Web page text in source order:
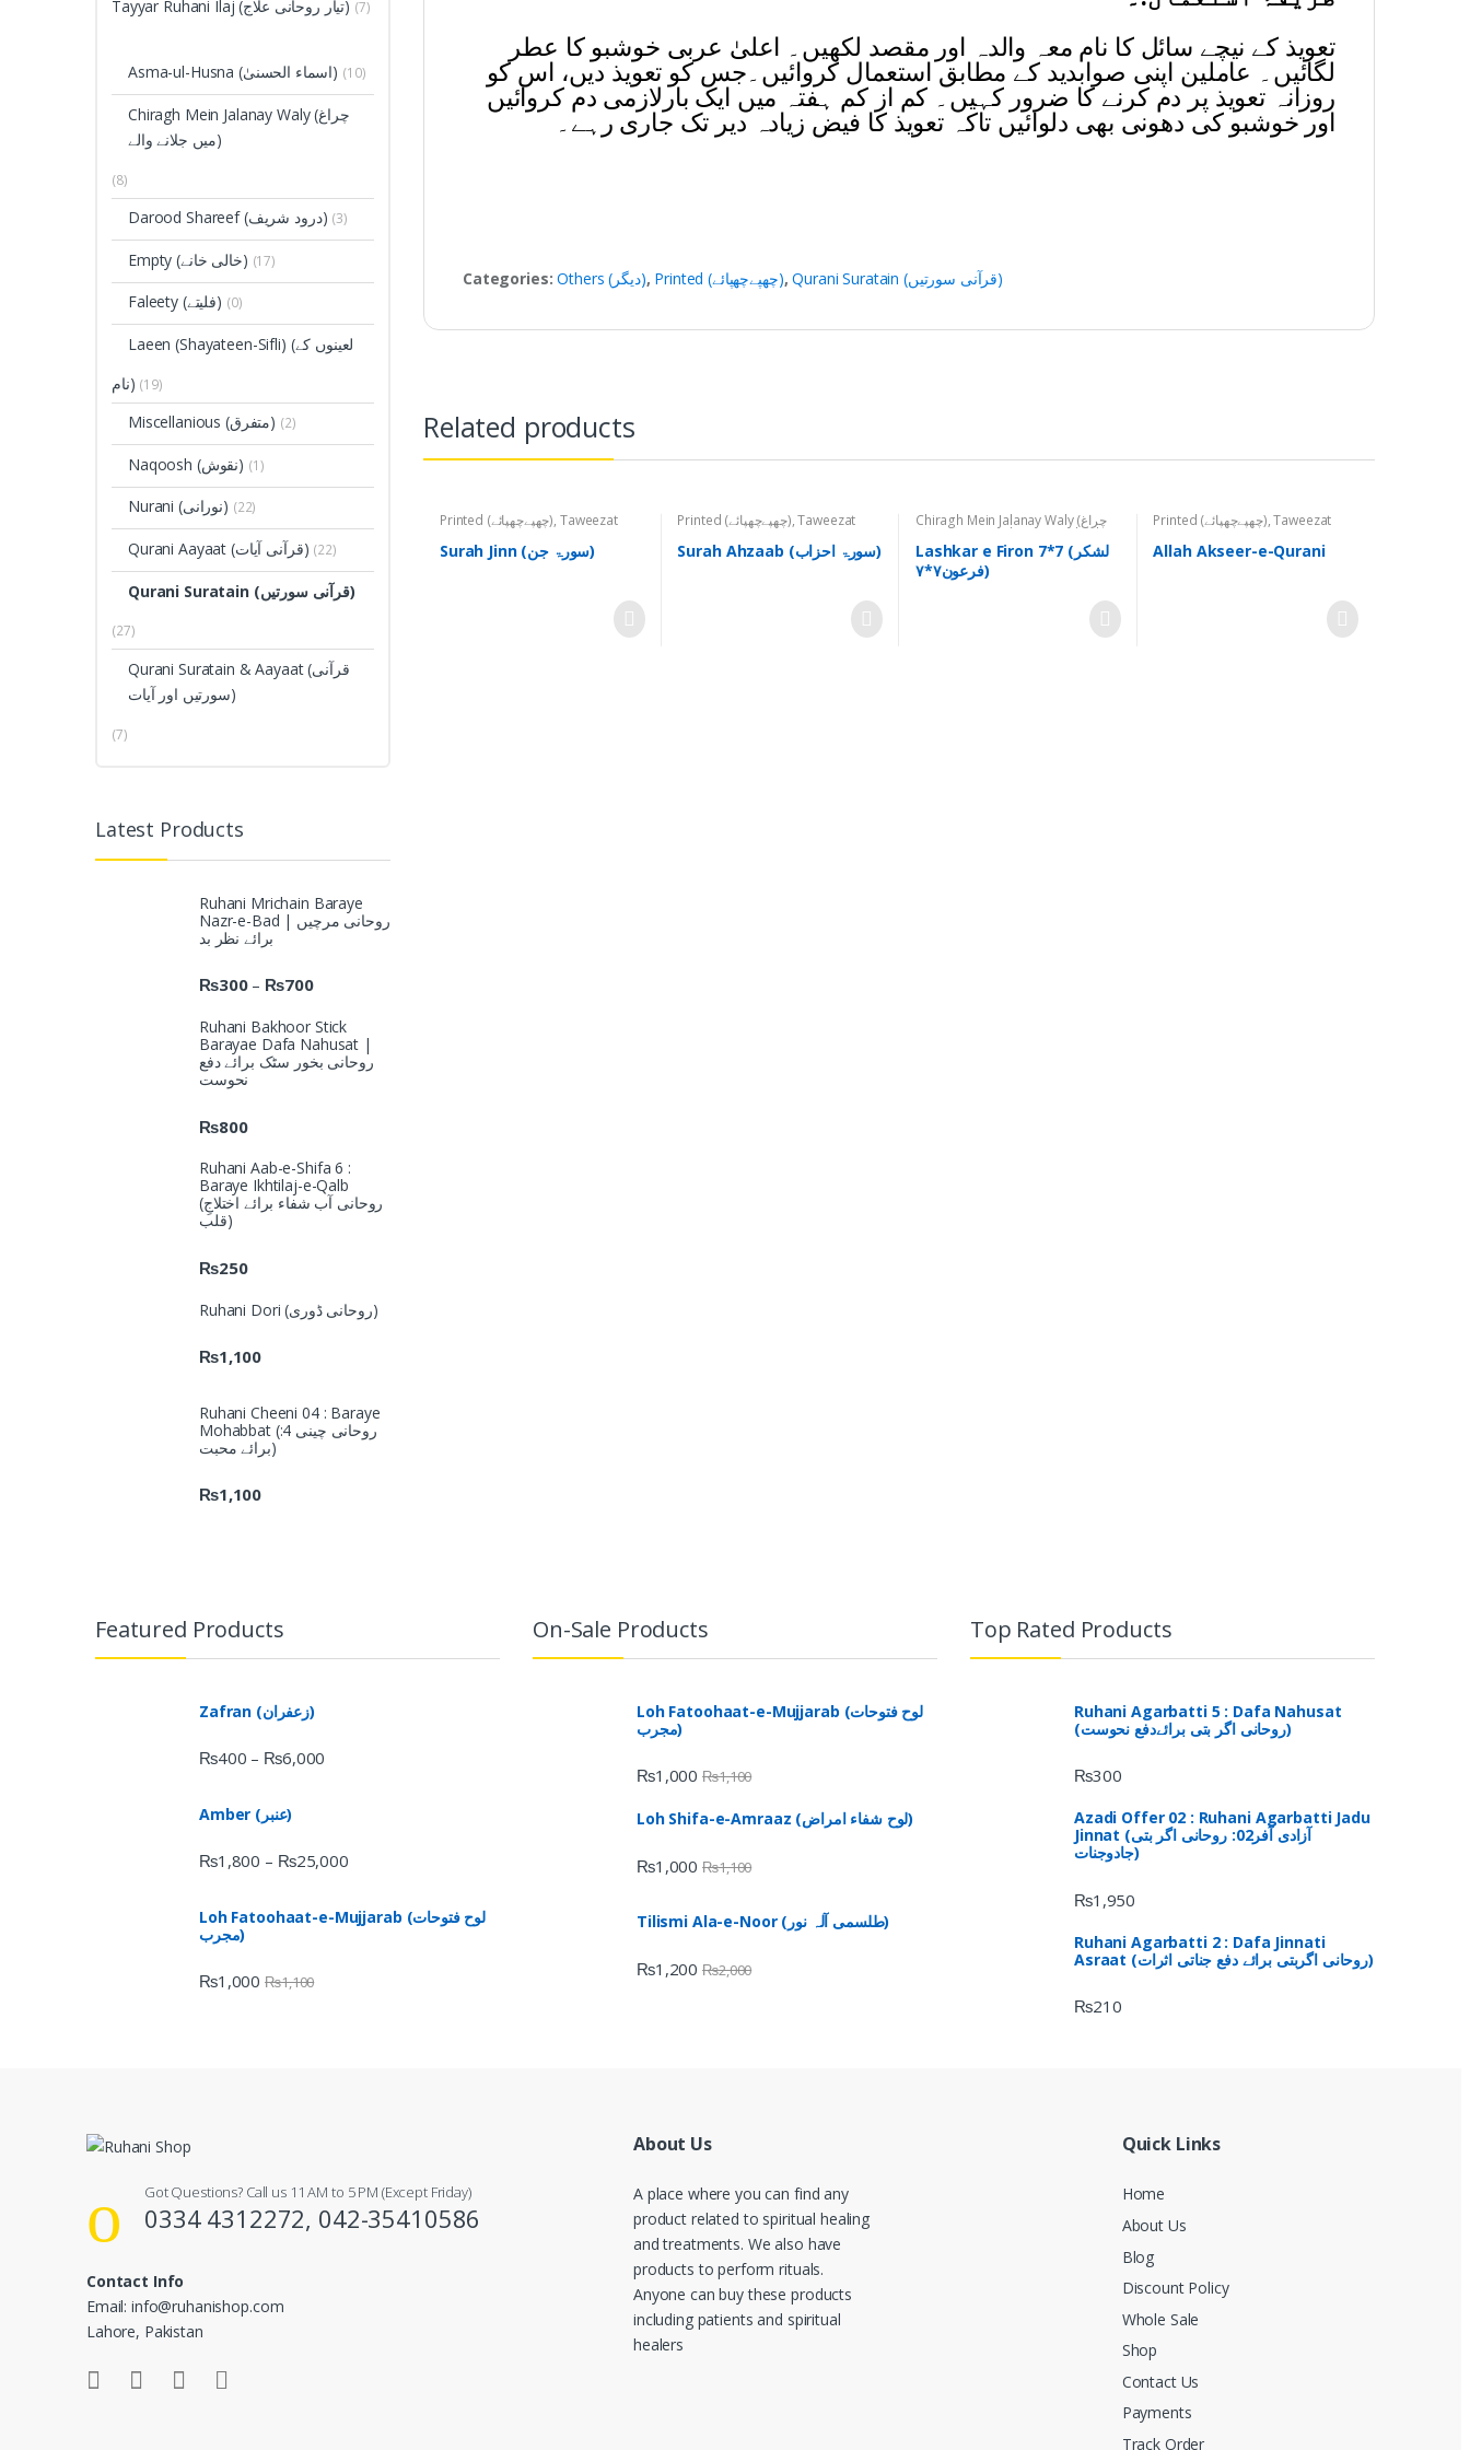
تعویذ کے نیچے سائل کا نام معہ والدہ اور مقصد لکھیں۔ اعلیٰ عربی خوشبو کا عطر
لگائیں۔ عاملین اپنی صوابدید کے مطابق استعمال کروائیں۔جس کو تعویذ دیں، اس کو
روزانہ تعویذ پر دم کرنے کا ضرور کہیں۔ کم از کم ہفتہ میں ایک بارلازمی دم کروائیں
اور خوشبو کی دھونی بھی دلوائیں تاکہ تعویذ کا فیض زیادہ دیر تک جاری رہے۔
Categories: Others (دیگر), Printed (چھپےچھپائے), Qurani Suratain (قرآنی سورتیں)
Related products
Printed (چھپےچھپائے), Taweezat
Surah Jinn (سورۃ جن)
Printed (چھپےچھپائے),Taweezat
(تعویذات)
Surah Ahzaab (سورۃ احزاب)
Chiragh Mein Jalanay Waly (چراغ
,Ghair Dum Shuda
Products (غیر دم شدہ اشیاء)
Others (دیگر) ,
Lashkar e Firon 7*7 (لشکر
فرعون۷*۷)
Printed (چھپےچھپائے),Taweezat
(تعویذات)
Allah Akseer-e-Qurani
Tayyar Ruhani Ilaj (تیار روحانی علاج) (7)
Asma-ul-Husna (اسماء الحسنیٰ) (10)
Chiragh Mein Jalanay Waly (چراغ
میں جلانے والے)
(8)
Darood Shareef (درود شریف) (3)
Empty (خالی خانے) (17)
Faleety (فلیتے) (0)
Laeen (Shayateen-Sifli) (لعینوں کے
نام) (19)
Miscellanious (متفرق) (2)
Naqoosh (نقوش) (1)
Nurani (نورانی) (22)
Qurani Aayaat (قرآنی آیات) (22)
Qurani Suratain (قرآنی سورتیں)
(27)
Qurani Suratain & Aayaat (قرآنی
سورتیں اور آیات)
(7)
Latest Products
Ruhani Mrichain Baraye
Nazr-e-Bad | روحانی مرچیں
برائے نظر بد
₨300– ₨700
Ruhani Bakhoor Stick
Barayae Dafa Nahusat |
روحانی بخور سٹک برائے دفع
نحوست
₨800
Ruhani Aab-e-Shifa 6 :
Baraye Ikhtilaj-e-Qalb
(روحانی آب شفاء برائے اختلاجِ
قلب)
₨250
Ruhani Dori (روحانی ڈوری)
₨1,100
Ruhani Cheeni 04 : Baraye
Mohabbat (روحانی چینی 4:
برائے محبت)
₨1,100
Featured Products
Zafran (زعفران)
₨400 – ₨6,000
Amber (عنبر)
₨1,800 – ₨25,000
Loh Fatoohaat-e-Mujjarab (لوح فتوحات
مجرب)
₨1,000 ₨1,100
On-Sale Products
Loh Fatoohaat-e-Mujjarab (لوح فتوحات
مجرب)
₨1,000 ₨1,100
Loh Shifa-e-Amraaz (لوح شفاء امراض)
₨1,000 ₨1,100
Tilismi Ala-e-Noor (طلسمی آلہ نور)
₨1,200 ₨2,000
Top Rated Products
Ruhani Agarbatti 5 : Dafa Nahusat
(روحانی اگر بتی برائےدفع نحوست)
₨300
Azadi Offer 02 : Ruhani Agarbatti Jadu
Jinnat (آزادی آفر02: روحانی اگر بتی
جادوجنات)
₨1,950
Ruhani Agarbatti 2 : Dafa Jinnati
Asraat (روحانی اگربتی برائے دفع جناتی اثرات)
₨210
Got Questions? Call us 11 AM to 5 PM (Except Friday)
0334 4312272, 042-35410586
Contact Info
Email: info@ruhanishop.com
Lahore, Pakistan
About Us
A place where you can find any
product related to spiritual healing
and treatments. We also have
products to perform rituals.
Anyone can buy these products
including patients and spiritual
healers
Quick Links
Home
About Us
Blog
Discount Policy
Whole Sale
Shop
Contact Us
Payments
Track Order